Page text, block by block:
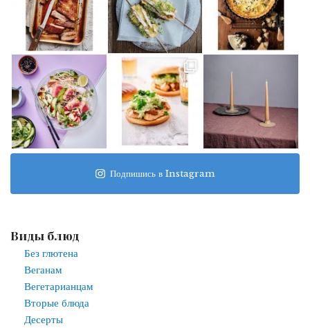
Подпишись в Instagram
Виды блюд
Без глютена
Веганам
Вегетарианцам
Вторые блюда
Десерты